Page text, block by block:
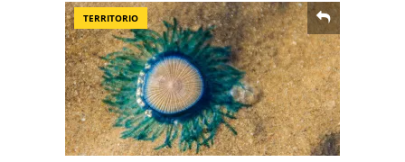
TERRITORIO